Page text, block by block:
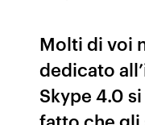
Molti di voi
dedicato
Skype 4.0